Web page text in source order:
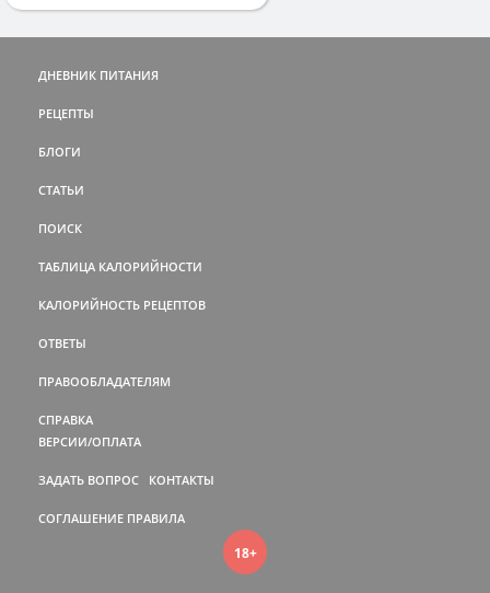
ДНЕВНИК ПИТАНИЯ
РЕЦЕПТЫ
БЛОГИ
СТАТЬИ
ПОИСК
ТАБЛИЦА КАЛОРИЙНОСТИ
КАЛОРИЙНОСТЬ РЕЦЕПТОВ
ОТВЕТЫ
ПРАВООБЛАДАТЕЛЯМ
СПРАВКА
ВЕРСИИ/ОПЛАТА
ЗАДАТЬ ВОПРОС КОНТАКТЫ
СОГЛАШЕНИЕ ПРАВИЛА
18+